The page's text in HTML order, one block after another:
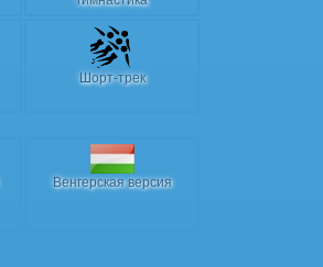
Шорт-трек
Венгерская версия